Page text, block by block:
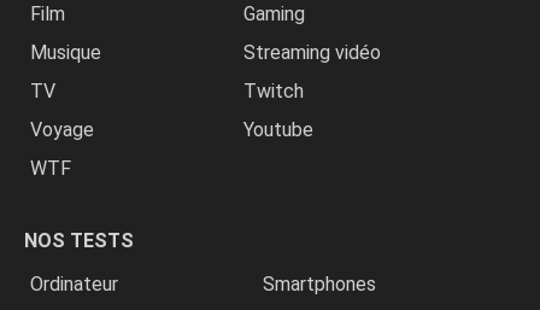
Film
Gaming
Musique
Streaming vidéo
TV
Twitch
Voyage
Youtube
WTF
NOS TESTS
Ordinateur
Smartphones